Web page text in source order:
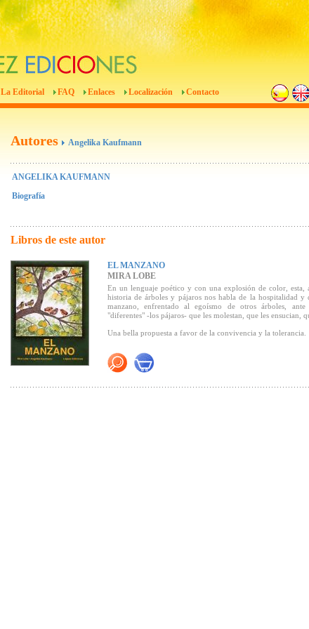
La Editorial FAQ Enlaces Localización Contacto
Autores Angelika Kaufmann
ANGELIKA KAUFMANN
Biografía
Libros de este autor
EL MANZANO
MIRA LOBE
En un lenguaje poético y con una explosión de color, esta,
historia de árboles y pájaros nos habla de la hospitalidad y
manzano, enfrentado al egoísmo de otros árboles, ante
"diferentes" -los pájaros- que les molestan, que les ensucian,
Una bella propuesta a favor de la convivencia y la tolerancia.
Premios obtenidos: